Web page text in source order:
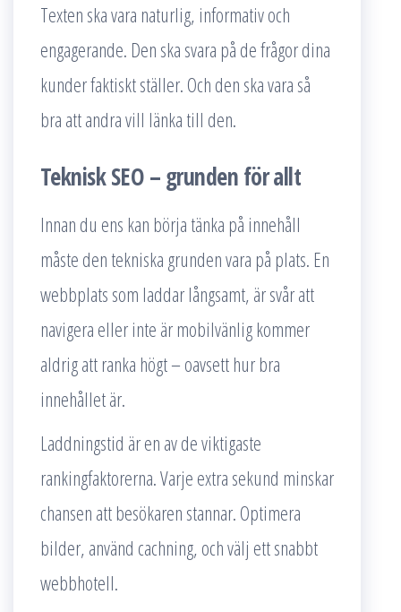
Texten ska vara naturlig, informativ och
engagerande. Den ska svara på de frågor dina
kunder faktiskt ställer. Och den ska vara så
bra att andra vill länka till den.
Teknisk SEO – grunden för allt
Innan du ens kan börja tänka på innehåll
måste den tekniska grunden vara på plats. En
webbplats som laddar långsamt, är svår att
navigera eller inte är mobilvänlig kommer
aldrig att ranka högt – oavsett hur bra
innehållet är.
Laddningstid är en av de viktigaste
rankingfaktorerna. Varje extra sekund minskar
chansen att besökaren stannar. Optimera
bilder, använd cachning, och välj ett snabbt
webbhotell.